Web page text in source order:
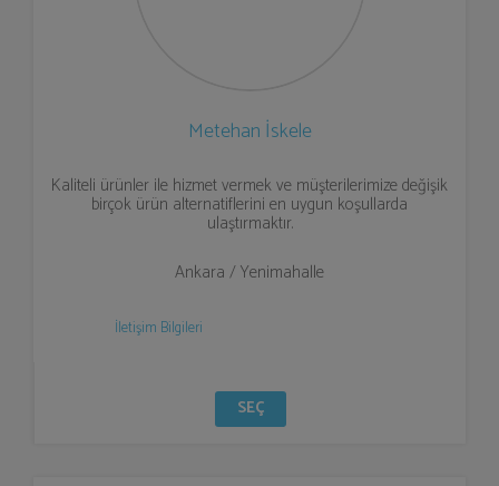
Metehan İskele
Kaliteli ürünler ile hizmet vermek ve müşterilerimize değişik
birçok ürün alternatiflerini en uygun koşullarda
ulaştırmaktır.
Ankara / Yenimahalle
İletişim Bilgileri
SEÇ